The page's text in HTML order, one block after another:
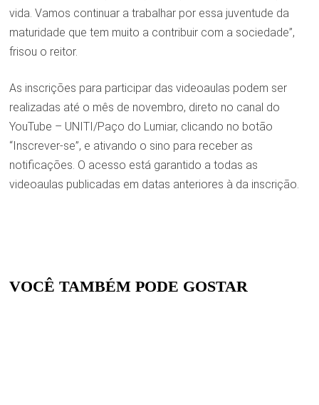
vida. Vamos continuar a trabalhar por essa juventude da
maturidade que tem muito a contribuir com a sociedade”,
frisou o reitor.
As inscrições para participar das videoaulas podem ser
realizadas até o mês de novembro, direto no canal do
YouTube – UNITI/Paço do Lumiar, clicando no botão
“Inscrever-se”, e ativando o sino para receber as
notificações. O acesso está garantido a todas as
videoaulas publicadas em datas anteriores à da inscrição.
VOCÊ TAMBÉM PODE GOSTAR